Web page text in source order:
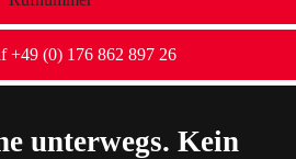
+49 (0) 176 862 897 26
unterwegs. Kein